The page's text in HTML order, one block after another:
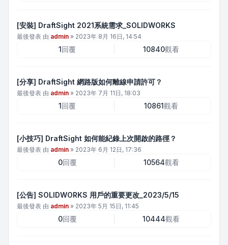
[安裝] DraftSight 2021系統需求_SOLIDWORKS
最後發表 由 admin » 2023年 8月 16日, 14:54
1回覆 10840觀看
[分享] DraftSight 網路版如何離線申請許可？
最後發表 由 admin » 2023年 7月 11日, 18:03
1回覆 10861觀看
[小技巧] DraftSight 如何能紀錄上次開啟的路徑？
最後發表 由 admin » 2023年 6月 12日, 17:36
0回覆 10564觀看
[公告] SOLIDWORKS 用戶的重要更改_2023/5/15
最後發表 由 admin » 2023年 5月 15日, 11:45
0回覆 10444觀看